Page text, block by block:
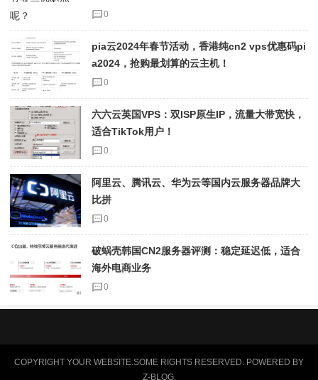
0
pia云2024年春节活动，香港纯cn2 vps优惠码pi
a2024，抢购最划算的云主机！
0
六六云英国VPS：双ISP原生IP，流量大带宽快，
适合TikTok用户！
0
阿里云、腾讯云、华为云等国内云服务器品牌大
比拼
0
破蜗壳韩国CN2服务器评测：稳定延迟低，适合
海外电商业务
0
COPYRIGHT YOUR WEBSITE.SOME RIGHTS RESERVED. POWERED BY
Z-BLOG.